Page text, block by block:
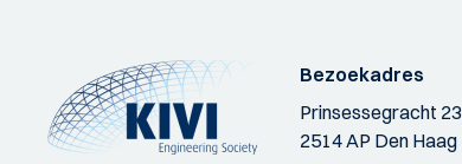
Bezoekadres
Prinsessegracht 23
2514 AP Den Haag